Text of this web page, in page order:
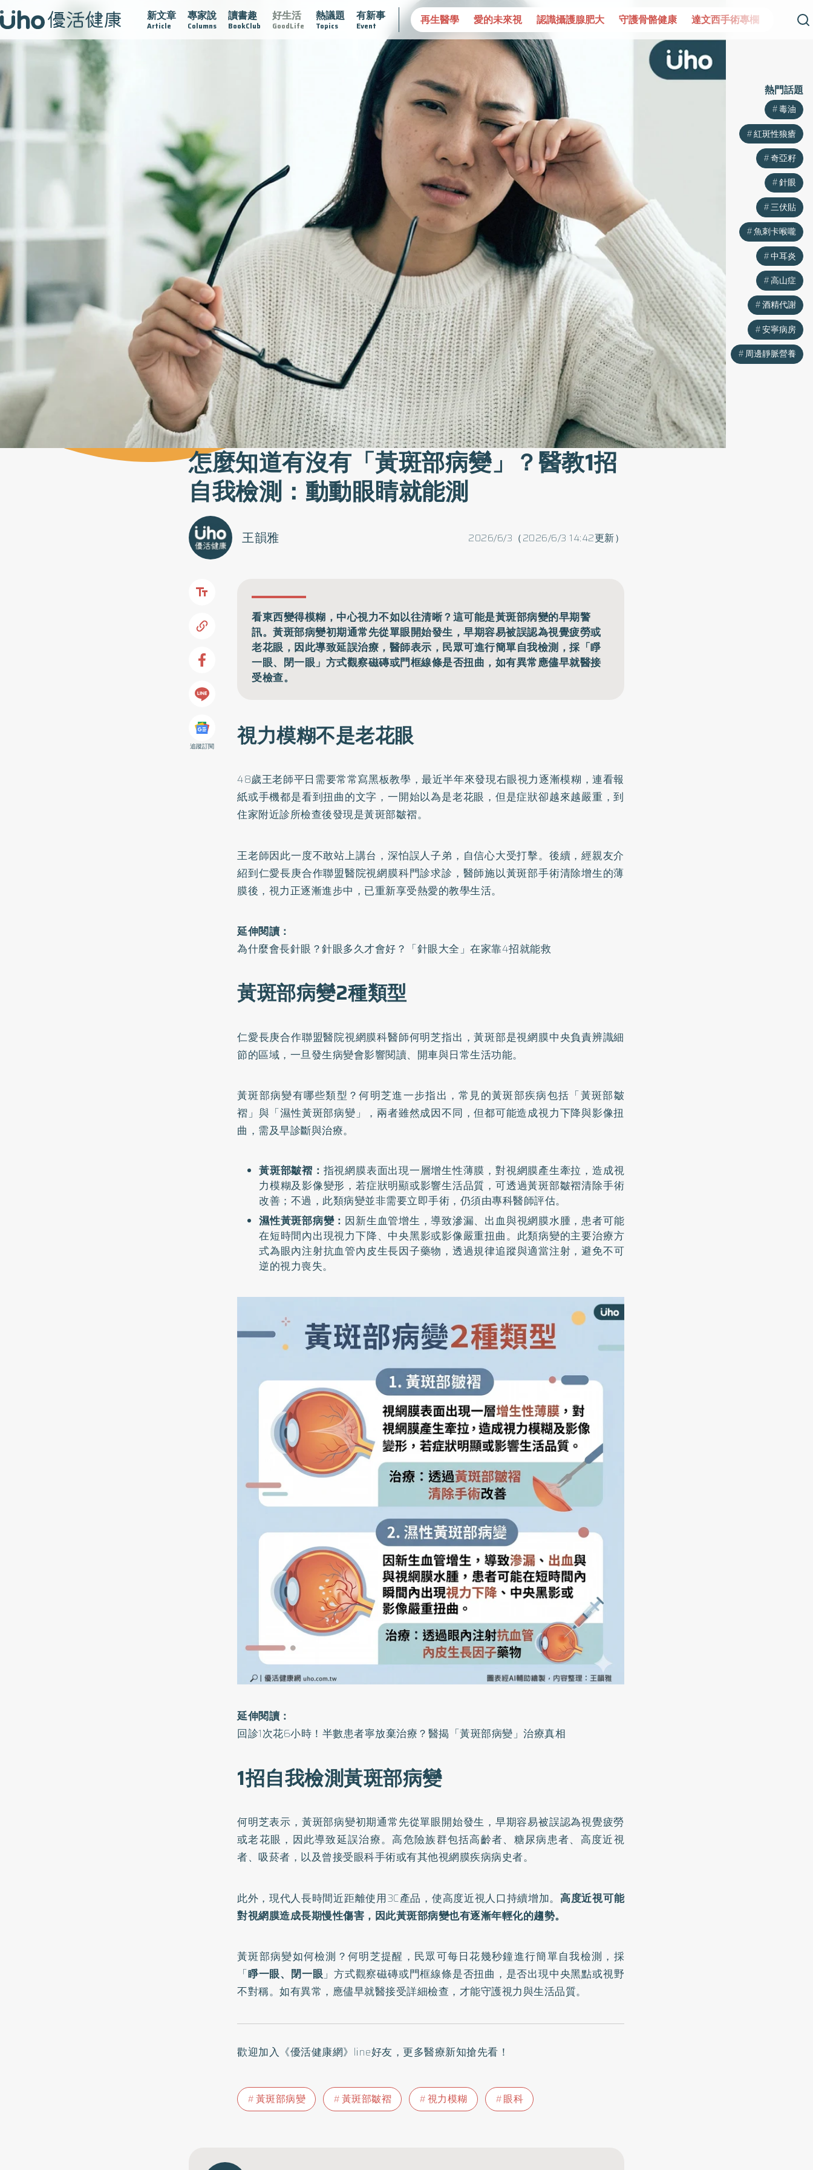
新文章
Article
專家說
Columns
讀書趣
BookClub
好生活
GoodLife
熱議題
Topics
有新事
Event
手術專欄 2025植牙指南 漸凍不孤單 愛不沾黏 守護腺在 疫情保衛戰 再生醫學 愛的未來視 認識攝護腺肥大 守護骨骼健康 達文西手術專欄 2025植牙指南 漸
怎麼知道有沒有「黃斑部病變」？醫教1招
自我檢測：動動眼睛就能測
2026/6/3（2026/6/3 14:42更新）
王韻雅
追蹤訂閱
看東西變得模糊，中心視力不如以往清晰？這可能是黃斑部病變的早期警
訊。黃斑部病變初期通常先從單眼開始發生，早期容易被誤認為視覺疲勞或
老花眼，因此導致延誤治療，醫師表示，民眾可進行簡單自我檢測，採「睜
一眼、閉一眼」方式觀察磁磚或門框線條是否扭曲，如有異常應儘早就醫接
受檢查。
視力模糊不是老花眼
48歲王老師平日需要常常寫黑板教學，最近半年來發現右眼視力逐漸模糊，連看報
紙或手機都是看到扭曲的文字，一開始以為是老花眼，但是症狀卻越來越嚴重，到
住家附近診所檢查後發現是黃斑部皺褶。
王老師因此一度不敢站上講台，深怕誤人子弟，自信心大受打擊。後續，經親友介
紹到仁愛長庚合作聯盟醫院視網膜科門診求診，醫師施以黃斑部手術清除增生的薄
膜後，視力正逐漸進步中，已重新享受熱愛的教學生活。
延伸閱讀：
為什麼會長針眼？針眼多久才會好？「針眼大全」在家靠4招就能救
黃斑部病變2種類型
仁愛長庚合作聯盟醫院視網膜科醫師何明芝指出，黃斑部是視網膜中央負責辨識細
節的區域，一旦發生病變會影響閱讀、開車與日常生活功能。
黃斑部病變有哪些類型？何明芝進一步指出，常見的黃斑部疾病包括「黃斑部皺
褶」與「濕性黃斑部病變」，兩者雖然成因不同，但都可能造成視力下降與影像扭
曲，需及早診斷與治療。
黃斑部皺褶： 指視網膜表面出現一層增生性薄膜，對視網膜產生牽拉，造成視
力模糊及影像變形，若症狀明顯或影響生活品質，可透過黃斑部皺褶清除手術
改善；不過，此類病變並非需要立即手術，仍須由專科醫師評估。
濕性黃斑部病變： 因新生血管增生，導致滲漏、出血與視網膜水腫，患者可能
在短時間內出現視力下降、中央黑影或影像嚴重扭曲。此類病變的主要治療方
式為眼內注射抗血管內皮生長因子藥物，透過規律追蹤與適當注射，避免不可
逆的視力喪失。
延伸閱讀：
回診1次花6小時！半數患者寧放棄治療？醫揭「黃斑部病變」治療真相
1招自我檢測黃斑部病變
何明芝表示，黃斑部病變初期通常先從單眼開始發生，早期容易被誤認為視覺疲勞
或老花眼，因此導致延誤治療。高危險族群包括高齡者、糖尿病患者、高度近視
者、吸菸者，以及曾接受眼科手術或有其他視網膜疾病病史者。
此外，現代人長時間近距離使用3C產品，使高度近視人口持續增加。高度近視可能
對視網膜造成長期慢性傷害，因此黃斑部病變也有逐漸年輕化的趨勢。
黃斑部病變如何檢測？何明芝提醒，民眾可每日花幾秒鐘進行簡單自我檢測，採
「睜一眼、閉一眼 」方式觀察磁磚或門框線條是否扭曲，是否出現中央黑點或視野
不對稱。如有異常，應儘早就醫接受詳細檢查，才能守護視力與生活品質。
歡迎加入 《優活健康網》line好友 ，更多醫療新知搶先看！
黃斑部病變 黃斑部皺褶 視力模糊 眼科
熱門話題
毒油
紅斑性狼瘡
奇亞籽
針眼
三伏貼
魚刺卡喉嚨
中耳炎
高山症
酒精代謝
安寧病房
周邊靜脈營養